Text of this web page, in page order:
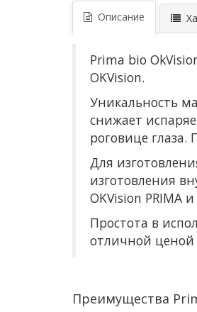
Описание
Prima bio
OKVision.
Уникальность
снижает
роговице
Для
изготовления
OKVision PRIMA
Простота в
отличной ценой
Преимущества